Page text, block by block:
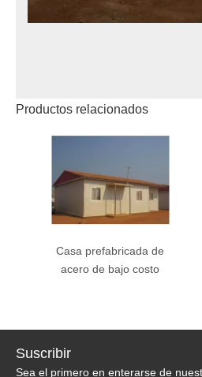
Productos relacionados
Casa prefabricada de
acero de bajo costo
Suscribir
Sea el primero en enterarse de